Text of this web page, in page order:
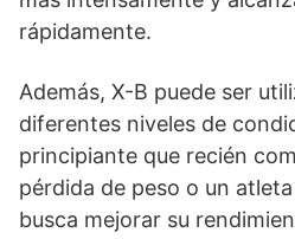
rápidamente.
Además, X-B puede ser
diferentes niveles de
principiante que recién
pérdida de peso o un
busca mejorar su